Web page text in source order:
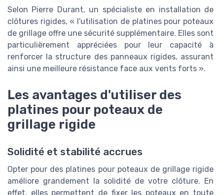
Selon Pierre Durant, un spécialiste en installation de
clôtures rigides, « l'utilisation de platines pour poteaux
de grillage offre une sécurité supplémentaire. Elles sont
particulièrement appréciées pour leur capacité à
renforcer la structure des panneaux rigides, assurant
ainsi une meilleure résistance face aux vents forts ».
Les avantages d'utiliser des
platines pour poteaux de
grillage rigide
Solidité et stabilité accrues
Opter pour des platines pour poteaux de grillage rigide
améliore grandement la solidité de votre clôture. En
effet, elles permettent de fixer les poteaux en toute